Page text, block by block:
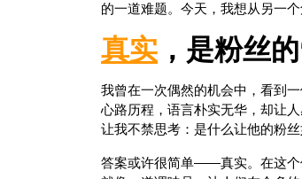
的一道难题。今天，我想从另一
真实 ，是粉丝
我曾在一次偶然的机会中，看到
心路历程，语言朴实无华，却让
让我不禁思考：是什么让他的粉丝
答案或许很简单——真实。在这个